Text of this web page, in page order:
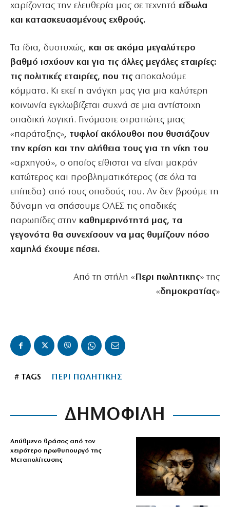
χαρίζοντας την ελευθερία μας σε τεχνητά είδωλα
και κατασκευασμένους εχθρούς.
Τα ίδια, δυστυχώς, και σε ακόμα μεγαλύτερο
βαθμό ισχύουν και για τις άλλες μεγάλες εταιρίες:
τις πολιτικές εταιρίες, που τις αποκαλούμε
κόμματα. Κι εκεί η ανάγκη μας για μια καλύτερη
κοινωνία εγκλωβίζεται συχνά σε μια αντίστοιχη
οπαδική λογική. Γινόμαστε στρατιώτες μιας
«παράταξης», τυφλοί ακόλουθοι που θυσιάζουν
την κρίση και την αλήθεια τους για τη νίκη του
«αρχηγού», ο οποίος είθισται να είναι μακράν
κατώτερος και προβληματικότερος (σε όλα τα
επίπεδα) από τους οπαδούς του. Αν δεν βρούμε τη
δύναμη να σπάσουμε ΟΛΕΣ τις οπαδικές
παρωπίδες στην καθημερινότητά μας, τα
γεγονότα θα συνεχίσουν να μας θυμίζουν πόσο
χαμηλά έχουμε πέσει.
Από τη στήλη «Περι πωλητικης» της
«δημοκρατίας»
# TAGS ΠΕΡΙ ΠΩΛΗΤΙΚΗΣ
ΔΗΜΟΦΙΛΗ
Απύθμενο θράσος από τον
χειρότερο πρωθυπουργό της
Μεταπολίτευσης